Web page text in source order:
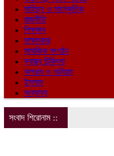
সাহিত্য ও সাংস্কৃতিক
রাজনীতি
শিক্ষাঙ্গন
সাক্ষাৎকার
সামাজিক সংগঠন
স্বাস্থ্য চিকিৎসা
অপরাধ ও অনিয়ম
ইসলাম
অন্যান্য
সংবাদ শিরোনাম ::